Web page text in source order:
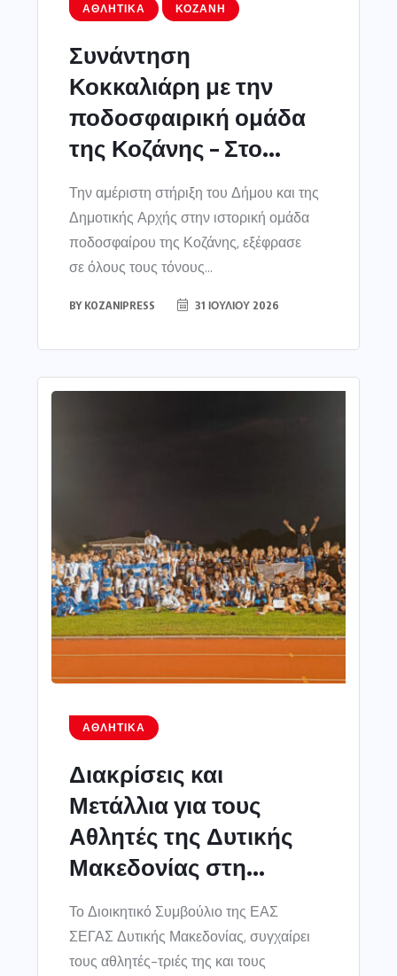
ΑΘΛΗΤΙΚΆ ΚΟΖΆΝΗ
Συνάντηση
Κοκκαλιάρη με την
ποδοσφαιρική ομάδα
της Κοζάνης – Στο...
Την αμέριστη στήριξη του Δήμου και της
Δημοτικής Αρχής στην ιστορική ομάδα
ποδοσφαίρου της Κοζάνης, εξέφρασε
σε όλους τους τόνους...
BY KOZANIPRESS 31 ΙΟΥΛΊΟΥ 2026
ΑΘΛΗΤΙΚΆ
Διακρίσεις και
Μετάλλια για τους
Αθλητές της Δυτικής
Μακεδονίας στη...
Το Διοικητικό Συμβούλιο της ΕΑΣ
ΣΕΓΑΣ Δυτικής Μακεδονίας, συγχαίρει
τους αθλητές-τριές της και τους